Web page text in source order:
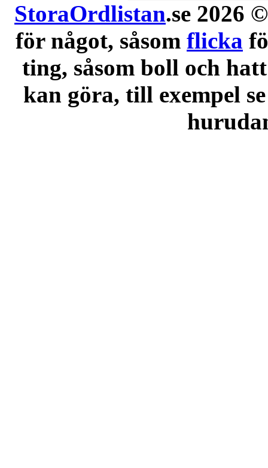
StoraOrdlistan.se 2026
för något, såsom flicka
ting, såsom boll och
kan göra, till exempel